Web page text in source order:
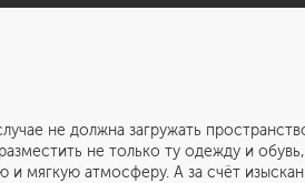
не должна загружать
не только ту одежду и
мягкую атмосферу. А за счёт